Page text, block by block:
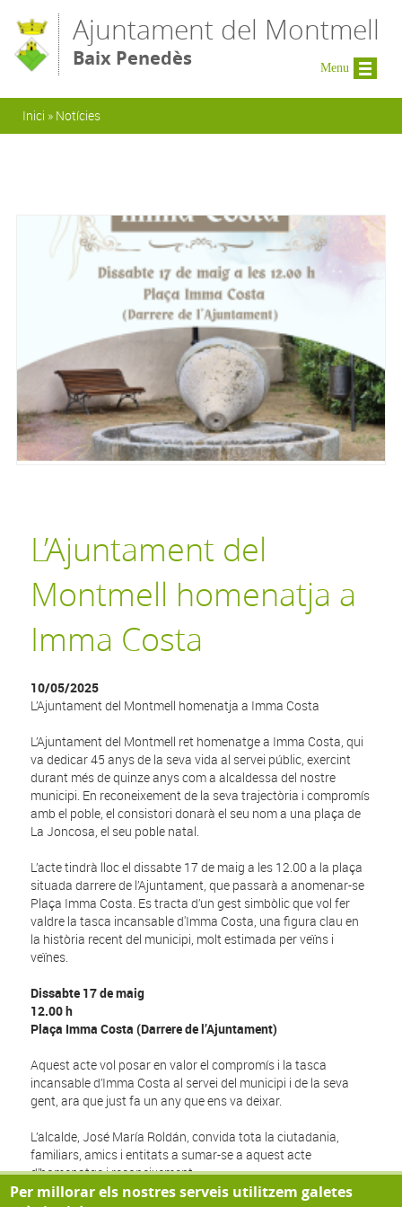
Ajuntament del Montmell
Baix Penedès
Esteu aquí
Inici » Notícies
L’Ajuntament del
Montmell homenatja a
Imma Costa
10/05/2025
L’Ajuntament del Montmell homenatja a Imma Costa
L’Ajuntament del Montmell ret homenatge a Imma Costa, qui
va dedicar 45 anys de la seva vida al servei públic, exercint
durant més de quinze anys com a alcaldessa del nostre
municipi. En reconeixement de la seva trajectòria i compromís
amb el poble, el consistori donarà el seu nom a una plaça de
La Joncosa, el seu poble natal.
L’acte tindrà lloc el dissabte 17 de maig a les 12.00 a la plaça
situada darrere de l’Ajuntament, que passarà a anomenar-se
Plaça Imma Costa. Es tracta d’un gest simbòlic que vol fer
valdre la tasca incansable d'Imma Costa, una figura clau en
la història recent del municipi, molt estimada per veïns i
veïnes.
Dissabte 17 de maig
12.00 h
Plaça Imma Costa (Darrere de l’Ajuntament)
Aquest acte vol posar en valor el compromís i la tasca
incansable d’Imma Costa al servei del municipi i de la seva
gent, ara que just fa un any que ens va deixar.
L’alcalde, José María Roldán, convida tota la ciutadania,
familiars, amics i entitats a sumar-se a aquest acte
d’homenatge i reconeixement.
Menu
Per millorar els nostres serveis utilitzem galetes